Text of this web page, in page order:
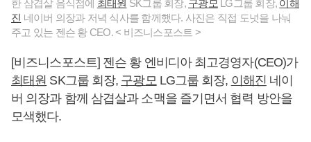
한 삼겹살 음식점에 최태원 SK그룹 회장, 구광모 LG그룹 회장, 이해
진 네이버 의장과 저녁 식사를 함께했다. 사진은 직접 도넛을 나눠
주고 있는 젠슨 황 CEO. < 비즈니스포스트 >
[비즈니스포스트] 젠슨 황 엔비디아 최고경영자(CEO)가
최태원 SK그룹 회장, 구광모LG그룹 회장, 이해진 네이
버 의장과 함께 삼겹살과 소맥을 즐기면서 협력 방안을
모색했다.